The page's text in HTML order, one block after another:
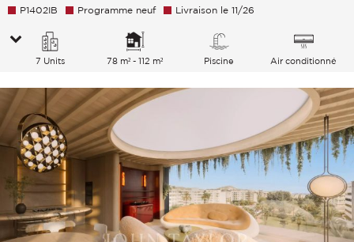
P1402IB
Programme neuf Livraison le 11/26
7 Units 78 m² - 112 m² Piscine Air conditionné